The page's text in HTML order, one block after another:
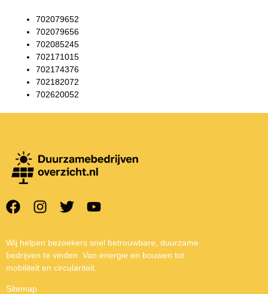
702079652
702079656
702085245
702171015
702174376
702182072
702620052
Wij helpen bezoekers snel betrouwbare, duurzame
bedrijven te vinden. Van energie en bouwen tot
mobiliteit en circulariteit.
Sitemap